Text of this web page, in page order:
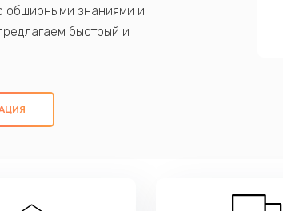
обширными знаниями и
быстрый и
компонентов, а также
удовлетворяя их
записаться на ремонт уже